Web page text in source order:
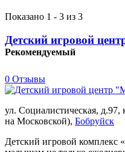
Показано 1 - 3 из 3
Детский игровой
Рекомендуемый
0 Отзывы
ул. Социалистическая,
на Московской), Бобруйск
Детский игровой комплекс